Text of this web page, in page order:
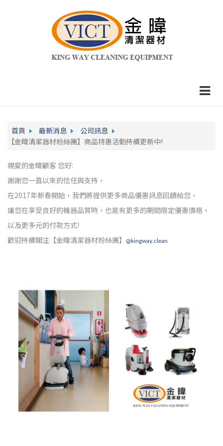
首頁 最新消息
公司訊息
【金暐清潔器材粉絲團】商品特惠活動持續更新中!
親愛的金暐顧客 您好:
謝謝您一直以來的信任與支持，
在2017年新春開始，我們將提供更多商品優惠訊息回饋給您，
讓您在享受良好的機器品質時，也能有更多的期間限定優惠價格，
以及更多元的付款方式!
歡迎持續關注【金暐清潔器材粉絲團】
@kingway.clean